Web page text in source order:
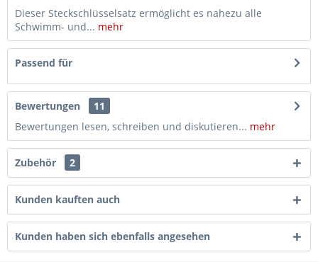
Dieser Steckschlüsselsatz ermöglicht es nahezu alle
Schwimm- und... mehr
Passend für
Bewertungen
11
Bewertungen lesen, schreiben und diskutieren... mehr
Zubehör 2
Kunden kauften auch
Kunden haben sich ebenfalls angesehen